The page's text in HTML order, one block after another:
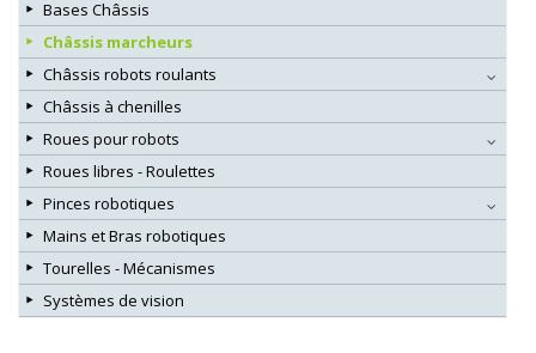
Bases Châssis
Châssis marcheurs
Châssis robots roulants
Châssis à chenilles
Roues pour robots
Roues libres - Roulettes
Pinces robotiques
Mains et Bras robotiques
Tourelles - Mécanismes
Systèmes de vision